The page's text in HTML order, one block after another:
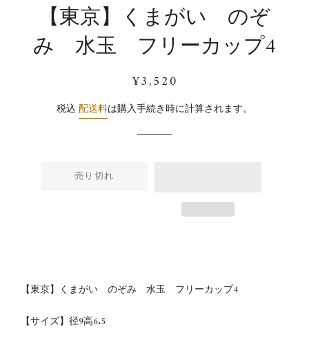
【東京】くまがい のぞ
み 水玉 フリーカップ4
通
価
販
価
¥3,520
税込 配送料は購入手続き時に計算されます。
売り切れ
【東京】くまがい のぞみ 水玉 フリーカップ4
【サイズ】 径9高6.5